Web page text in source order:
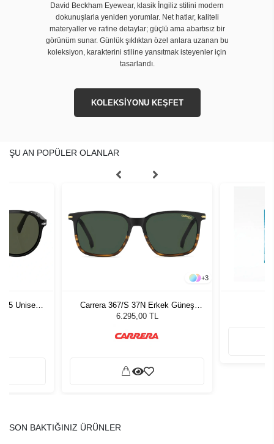
David Beckham Eyewear, klasik İngiliz stilini modern
dokunuşlarla yeniden yorumlar. Net hatlar, kaliteli
materyaller ve rafine detaylar; güçlü ama abartısız bir
görünüm sunar. Günlük şıklıktan özel anlara uzanan bu
koleksiyon, karakterini stiline yansıtmak isteyenler için
tasarlandı.
KOLEKSİYONU KEŞFET
ŞU AN POPÜLER OLANLAR
55 Unisex
+3
Carrera 367/S 37N Erkek Güneş
Gözlüğü
6.295,00 TL
SON BAKTIĞINIZ ÜRÜNLER